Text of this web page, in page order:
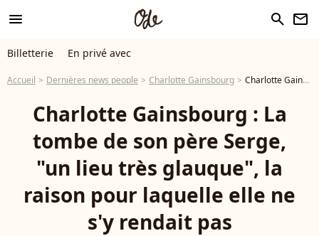
menu search newsletter
Billetterie En privé avec
Accueil Dernières news people Charlotte Gainsbourg Charlotte Gainsbourg : La tombe de son père Serge, "un lieu très glauque", la raison pour laquelle elle ne s'y rendait pas
Charlotte Gainsbourg : La
tombe de son père Serge,
"un lieu très glauque", la
raison pour laquelle elle ne
s'y rendait pas